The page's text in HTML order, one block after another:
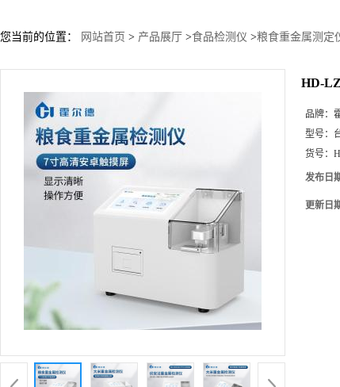
您当前的位置： 网站首页 > 产品展厅 >食品检测仪 >粮食重金属测定
HD-
品牌：
型号：
货号：
发布日
更新日